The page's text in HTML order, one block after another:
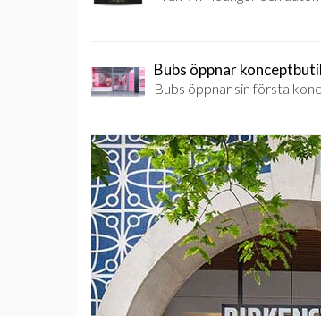
Bubs öppnar
Bubs öppnar sin första